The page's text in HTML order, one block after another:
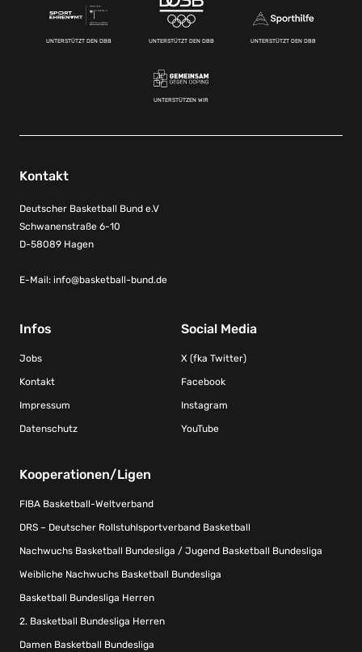
UNTERSTÜTZT DEN DBB UNTERSTÜTZT DEN DBB UNTERSTÜTZT DEN DBB
UNTERSTÜTZEN WIR
Kontakt
Deutscher Basketball Bund e.V
Schwanenstraße 6-10
D-58089 Hagen
E-Mail: info@basketball-bund.de
Infos
Jobs
Kontakt
Impressum
Datenschutz
Social Media
X (fka Twitter)
Facebook
Instagram
YouTube
Kooperationen/Ligen
FIBA Basketball-Weltverband
DRS – Deutscher Rollstuhlsportverband Basketball
Nachwuchs Basketball Bundesliga / Jugend Basketball Bundesliga
Weibliche Nachwuchs Basketball Bundesliga
Basketball Bundesliga Herren
2. Basketball Bundesliga Herren
Damen Basketball Bundesliga